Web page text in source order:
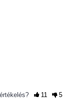
11 5